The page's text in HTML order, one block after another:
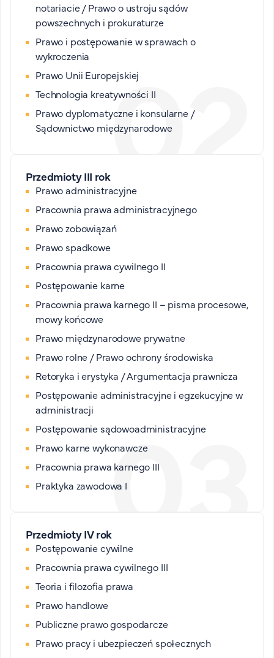
notariacie / Prawo o ustroju sądów
powszechnych i prokuraturze
Prawo i postępowanie w sprawach o
wykroczenia
Prawo Unii Europejskiej
Technologia kreatywności II
Prawo dyplomatyczne i konsularne /
Sądownictwo międzynarodowe
Przedmioty III rok
Prawo administracyjne
Pracownia prawa administracyjnego
Prawo zobowiązań
Prawo spadkowe
Pracownia prawa cywilnego II
Postępowanie karne
Pracownia prawa karnego II – pisma procesowe,
mowy końcowe
Prawo międzynarodowe prywatne
Prawo rolne / Prawo ochrony środowiska
Retoryka i erystyka / Argumentacja prawnicza
Postępowanie administracyjne i egzekucyjne w
administracji
Postępowanie sądowoadministracyjne
Prawo karne wykonawcze
Pracownia prawa karnego III
Praktyka zawodowa I
Przedmioty IV rok
Postępowanie cywilne
Pracownia prawa cywilnego III
Teoria i filozofia prawa
Prawo handlowe
Publiczne prawo gospodarcze
Prawo pracy i ubezpieczeń społecznych